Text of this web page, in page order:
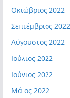
Οκτώβριος 2022
Σεπτέμβριος 2022
Αύγουστος 2022
Ιούλιος 2022
Ιούνιος 2022
Μάιος 2022